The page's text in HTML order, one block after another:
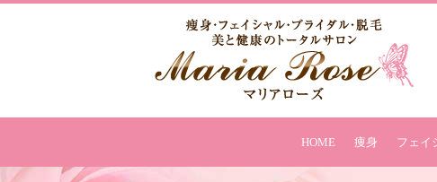
HOME 痩身 フェイ